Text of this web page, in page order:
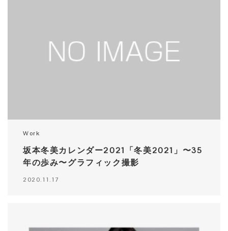
Work
坂本冬美カレンダー2021「冬美2021」〜35
年の歩み〜グラフィック撮影
2020.11.17